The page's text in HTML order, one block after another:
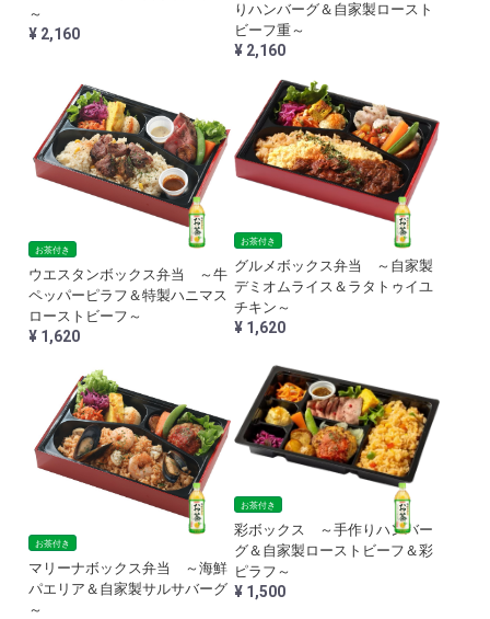
～
¥ 2,160
りハンバーグ＆自家製ロースト
ビーフ重～
¥ 2,160
お茶付き
ウエスタンボックス弁当 ～牛
ペッパーピラフ＆特製ハニマス
ローストビーフ～
¥ 1,620
お茶付き
グルメボックス弁当 ～自家製
デミオムライス＆ラタトゥイユ
チキン～
¥ 1,620
お茶付き
マリーナボックス弁当 ～海鮮
パエリア＆自家製サルサバーグ
～
お茶付き
彩ボックス ～手作りハンバー
グ＆自家製ローストビーフ＆彩
ピラフ～
¥ 1,500